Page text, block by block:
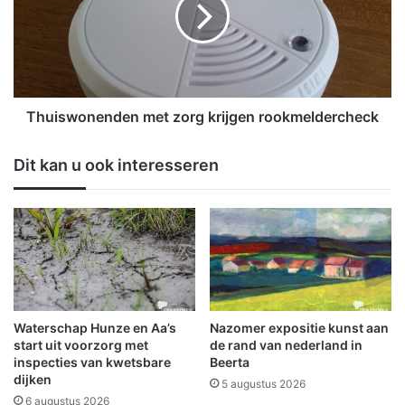
o
r
s
t
a
r
t
e
n
d
e
h
a
e
n
m
e
t
z
o
r
g
k
r
i
j
g
Thuiswonenden met zorg krijgen rookmeldercheck
Dit kan u ook interesseren
Waterschap Hunze en Aa’s
start uit voorzorg met
inspecties van kwetsbare
dijken
6 augustus 2026
Nazomer expositie kunst aan
de rand van nederland in
Beerta
5 augustus 2026